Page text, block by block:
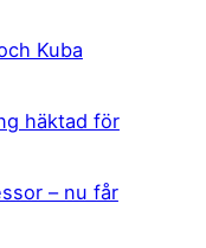
Kuba
häktad för
– nu får